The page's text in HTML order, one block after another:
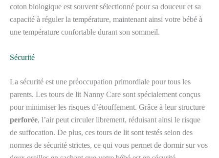
coton biologique est souvent sélectionné pour sa douceur et sa
capacité à réguler la température, maintenant ainsi votre bébé à
une température confortable durant son sommeil.
Sécurité
La sécurité est une préoccupation primordiale pour tous les
parents. Les tours de lit Nanny Care sont spécialement conçus
pour minimiser les risques d’étouffement. Grâce à leur structure
perforée, l’air peut circuler librement, réduisant ainsi le risque
de suffocation. De plus, ces tours de lit sont testés selon des
normes de sécurité strictes, ce qui vous permet de dormir sur vos